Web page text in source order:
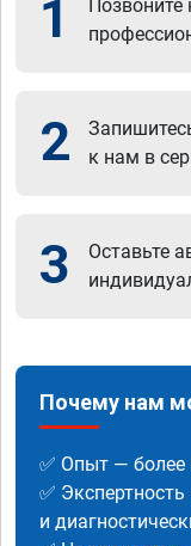
1
2
к нам в
3
Оставьте
Почему нам
✅ Опыт — более
✅
и